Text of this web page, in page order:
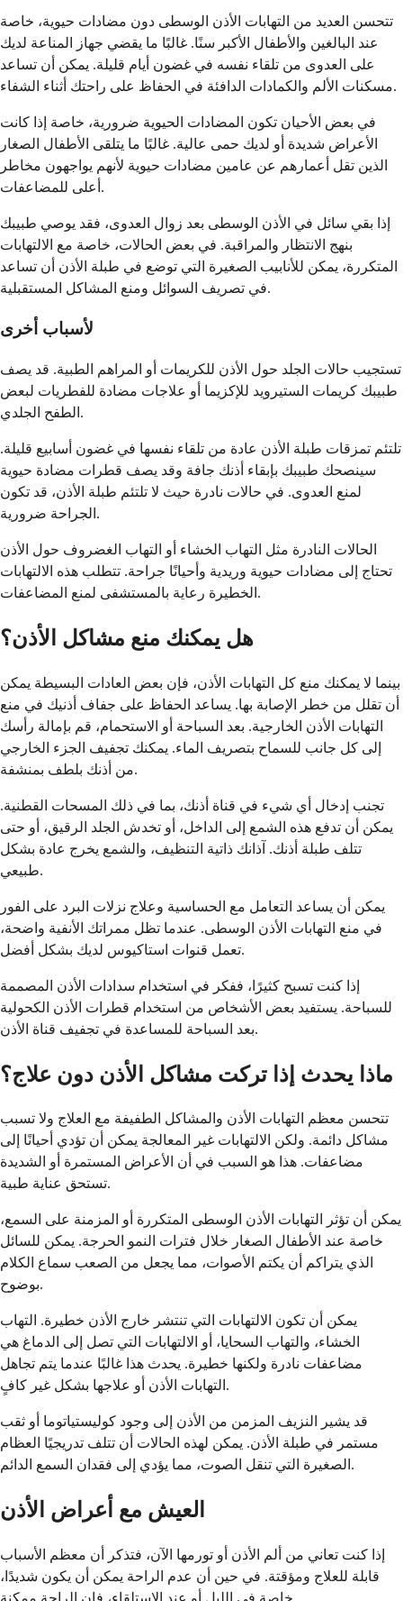
تتحسن العديد من التهابات الأذن الوسطى دون مضادات حيوية، خاصة
عند البالغين والأطفال الأكبر سنًا. غالبًا ما يقضي جهاز المناعة لديك
على العدوى من تلقاء نفسه في غضون أيام قليلة. يمكن أن تساعد
مسكنات الألم والكمادات الدافئة في الحفاظ على راحتك أثناء الشفاء.
في بعض الأحيان تكون المضادات الحيوية ضرورية، خاصة إذا كانت
الأعراض شديدة أو لديك حمى عالية. غالبًا ما يتلقى الأطفال الصغار
الذين تقل أعمارهم عن عامين مضادات حيوية لأنهم يواجهون مخاطر
أعلى للمضاعفات.
إذا بقي سائل في الأذن الوسطى بعد زوال العدوى، فقد يوصي طبيبك
بنهج الانتظار والمراقبة. في بعض الحالات، خاصة مع الالتهابات
المتكررة، يمكن للأنابيب الصغيرة التي توضع في طبلة الأذن أن تساعد
في تصريف السوائل ومنع المشاكل المستقبلية.
لأسباب أخرى
تستجيب حالات الجلد حول الأذن للكريمات أو المراهم الطبية. قد يصف
طبيبك كريمات الستيرويد للإكزيما أو علاجات مضادة للفطريات لبعض
الطفح الجلدي.
تلتئم تمزقات طبلة الأذن عادة من تلقاء نفسها في غضون أسابيع قليلة.
سينصحك طبيبك بإبقاء أذنك جافة وقد يصف قطرات مضادة حيوية
لمنع العدوى. في حالات نادرة حيث لا تلتئم طبلة الأذن، قد تكون
الجراحة ضرورية.
الحالات النادرة مثل التهاب الخشاء أو التهاب الغضروف حول الأذن
تحتاج إلى مضادات حيوية وريدية وأحيانًا جراحة. تتطلب هذه الالتهابات
الخطيرة رعاية بالمستشفى لمنع المضاعفات.
هل يمكنك منع مشاكل الأذن؟
بينما لا يمكنك منع كل التهابات الأذن، فإن بعض العادات البسيطة يمكن
أن تقلل من خطر الإصابة بها. يساعد الحفاظ على جفاف أذنيك في منع
التهابات الأذن الخارجية. بعد السباحة أو الاستحمام، قم بإمالة رأسك
إلى كل جانب للسماح بتصريف الماء. يمكنك تجفيف الجزء الخارجي
من أذنك بلطف بمنشفة.
تجنب إدخال أي شيء في قناة أذنك، بما في ذلك المسحات القطنية.
يمكن أن تدفع هذه الشمع إلى الداخل، أو تخدش الجلد الرقيق، أو حتى
تتلف طبلة أذنك. آذانك ذاتية التنظيف، والشمع يخرج عادة بشكل
طبيعي.
يمكن أن يساعد التعامل مع الحساسية وعلاج نزلات البرد على الفور
في منع التهابات الأذن الوسطى. عندما تظل ممراتك الأنفية واضحة،
تعمل قنوات استاكيوس لديك بشكل أفضل.
إذا كنت تسبح كثيرًا، ففكر في استخدام سدادات الأذن المصممة
للسباحة. يستفيد بعض الأشخاص من استخدام قطرات الأذن الكحولية
بعد السباحة للمساعدة في تجفيف قناة الأذن.
ماذا يحدث إذا تركت مشاكل الأذن دون علاج؟
تتحسن معظم التهابات الأذن والمشاكل الطفيفة مع العلاج ولا تسبب
مشاكل دائمة. ولكن الالتهابات غير المعالجة يمكن أن تؤدي أحيانًا إلى
مضاعفات. هذا هو السبب في أن الأعراض المستمرة أو الشديدة
تستحق عناية طبية.
يمكن أن تؤثر التهابات الأذن الوسطى المتكررة أو المزمنة على السمع،
خاصة عند الأطفال الصغار خلال فترات النمو الحرجة. يمكن للسائل
الذي يتراكم أن يكتم الأصوات، مما يجعل من الصعب سماع الكلام
بوضوح.
يمكن أن تكون الالتهابات التي تنتشر خارج الأذن خطيرة. التهاب
الخشاء، والتهاب السحايا، أو الالتهابات التي تصل إلى الدماغ هي
مضاعفات نادرة ولكنها خطيرة. يحدث هذا غالبًا عندما يتم تجاهل
التهابات الأذن أو علاجها بشكل غير كافٍ.
قد يشير النزيف المزمن من الأذن إلى وجود كوليستياتوما أو ثقب
مستمر في طبلة الأذن. يمكن لهذه الحالات أن تتلف تدريجيًا العظام
الصغيرة التي تنقل الصوت، مما يؤدي إلى فقدان السمع الدائم.
العيش مع أعراض الأذن
إذا كنت تعاني من ألم الأذن أو تورمها الآن، فتذكر أن معظم الأسباب
قابلة للعلاج ومؤقتة. في حين أن عدم الراحة يمكن أن يكون شديدًا،